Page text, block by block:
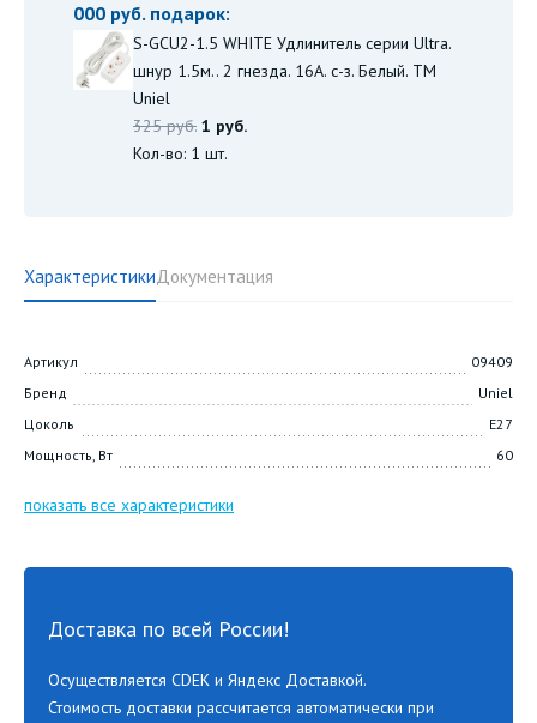
000 руб. подарок:
S-GCU2-1.5 WHITE Удлинитель серии Ultra.
шнур 1.5м.. 2 гнезда. 16A. с-з. Белый. TM
Uniel
325 руб. 1 руб.
Кол-во: 1 шт.
ХарактеристикиДокументация
Артикул
09409
Бренд
Uniel
Цоколь
E27
Мощность, Вт
60
показать все характеристики
Доставка по всей России!
Осуществляется CDEK и Яндекс Доставкой.
Стоимость доставки рассчитается автоматически при